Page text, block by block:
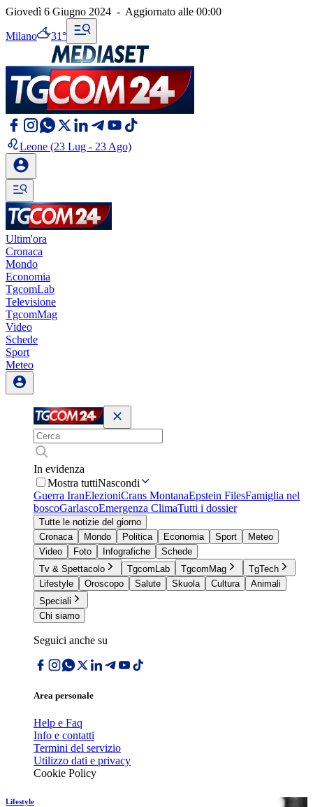
Giovedì 6 Giugno 2024 - Aggiornato alle 00:00
Milano 31°
Leone (23 Lug - 23 Ago)
Ultim'ora
Cronaca
Mondo
Economia
TgcomLab
Televisione
TgcomMag
Video
Schede
Sport
Meteo
In evidenza
Mostra tuttiNascondi
Guerra IranElezioniCrans MontanaEpstein FilesFamiglia nel
boscoGarlascoEmergenza ClimaTutti i dossier
Tutte le notizie del giorno
Cronaca
Mondo Politica Economia Sport
Meteo
Video
Foto Infografiche
Schede
Tv & Spettacolo
TgcomLab TgcomMag
TgTech
Lifestyle
Oroscopo Salute Skuola Cultura
Animali
Speciali
Chi siamo
Seguici anche su
Area personale
Help e Faq
Info e contatti
Termini del servizio
Utilizzo dati e privacy
Cookie Policy
Lifestyle